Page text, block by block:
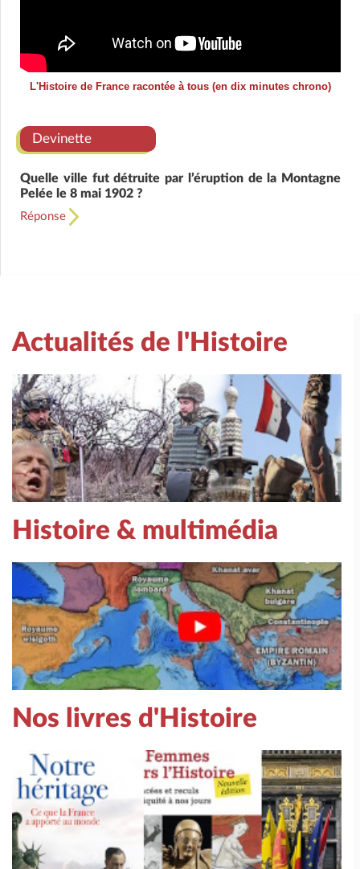
L'Histoire de France racontée à tous (en dix minutes chrono)
Devinette
Quelle ville fut détruite par l’éruption de la Montagne
Pelée le 8 mai 1902 ?
Réponse
Actualités de l'Histoire
Histoire & multimédia
Nos livres d'Histoire